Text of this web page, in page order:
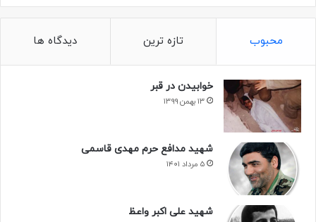
محبوب تازه ترین دیدگاه ها
خوابیدن در قبر
۱۳ بهمن ۱۳۹۹
شهید مدافع حرم مهدی قاسمی
۵ مرداد ۱۴۰۱
شهید علی اکبر واعظ